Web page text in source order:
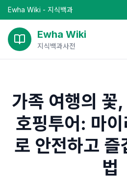
Ewha Wiki - 지식백과
Ewha Wiki
지식백과사전
가족 여행의 꽃
호핑투어: 마
로 안전하고 즐
법